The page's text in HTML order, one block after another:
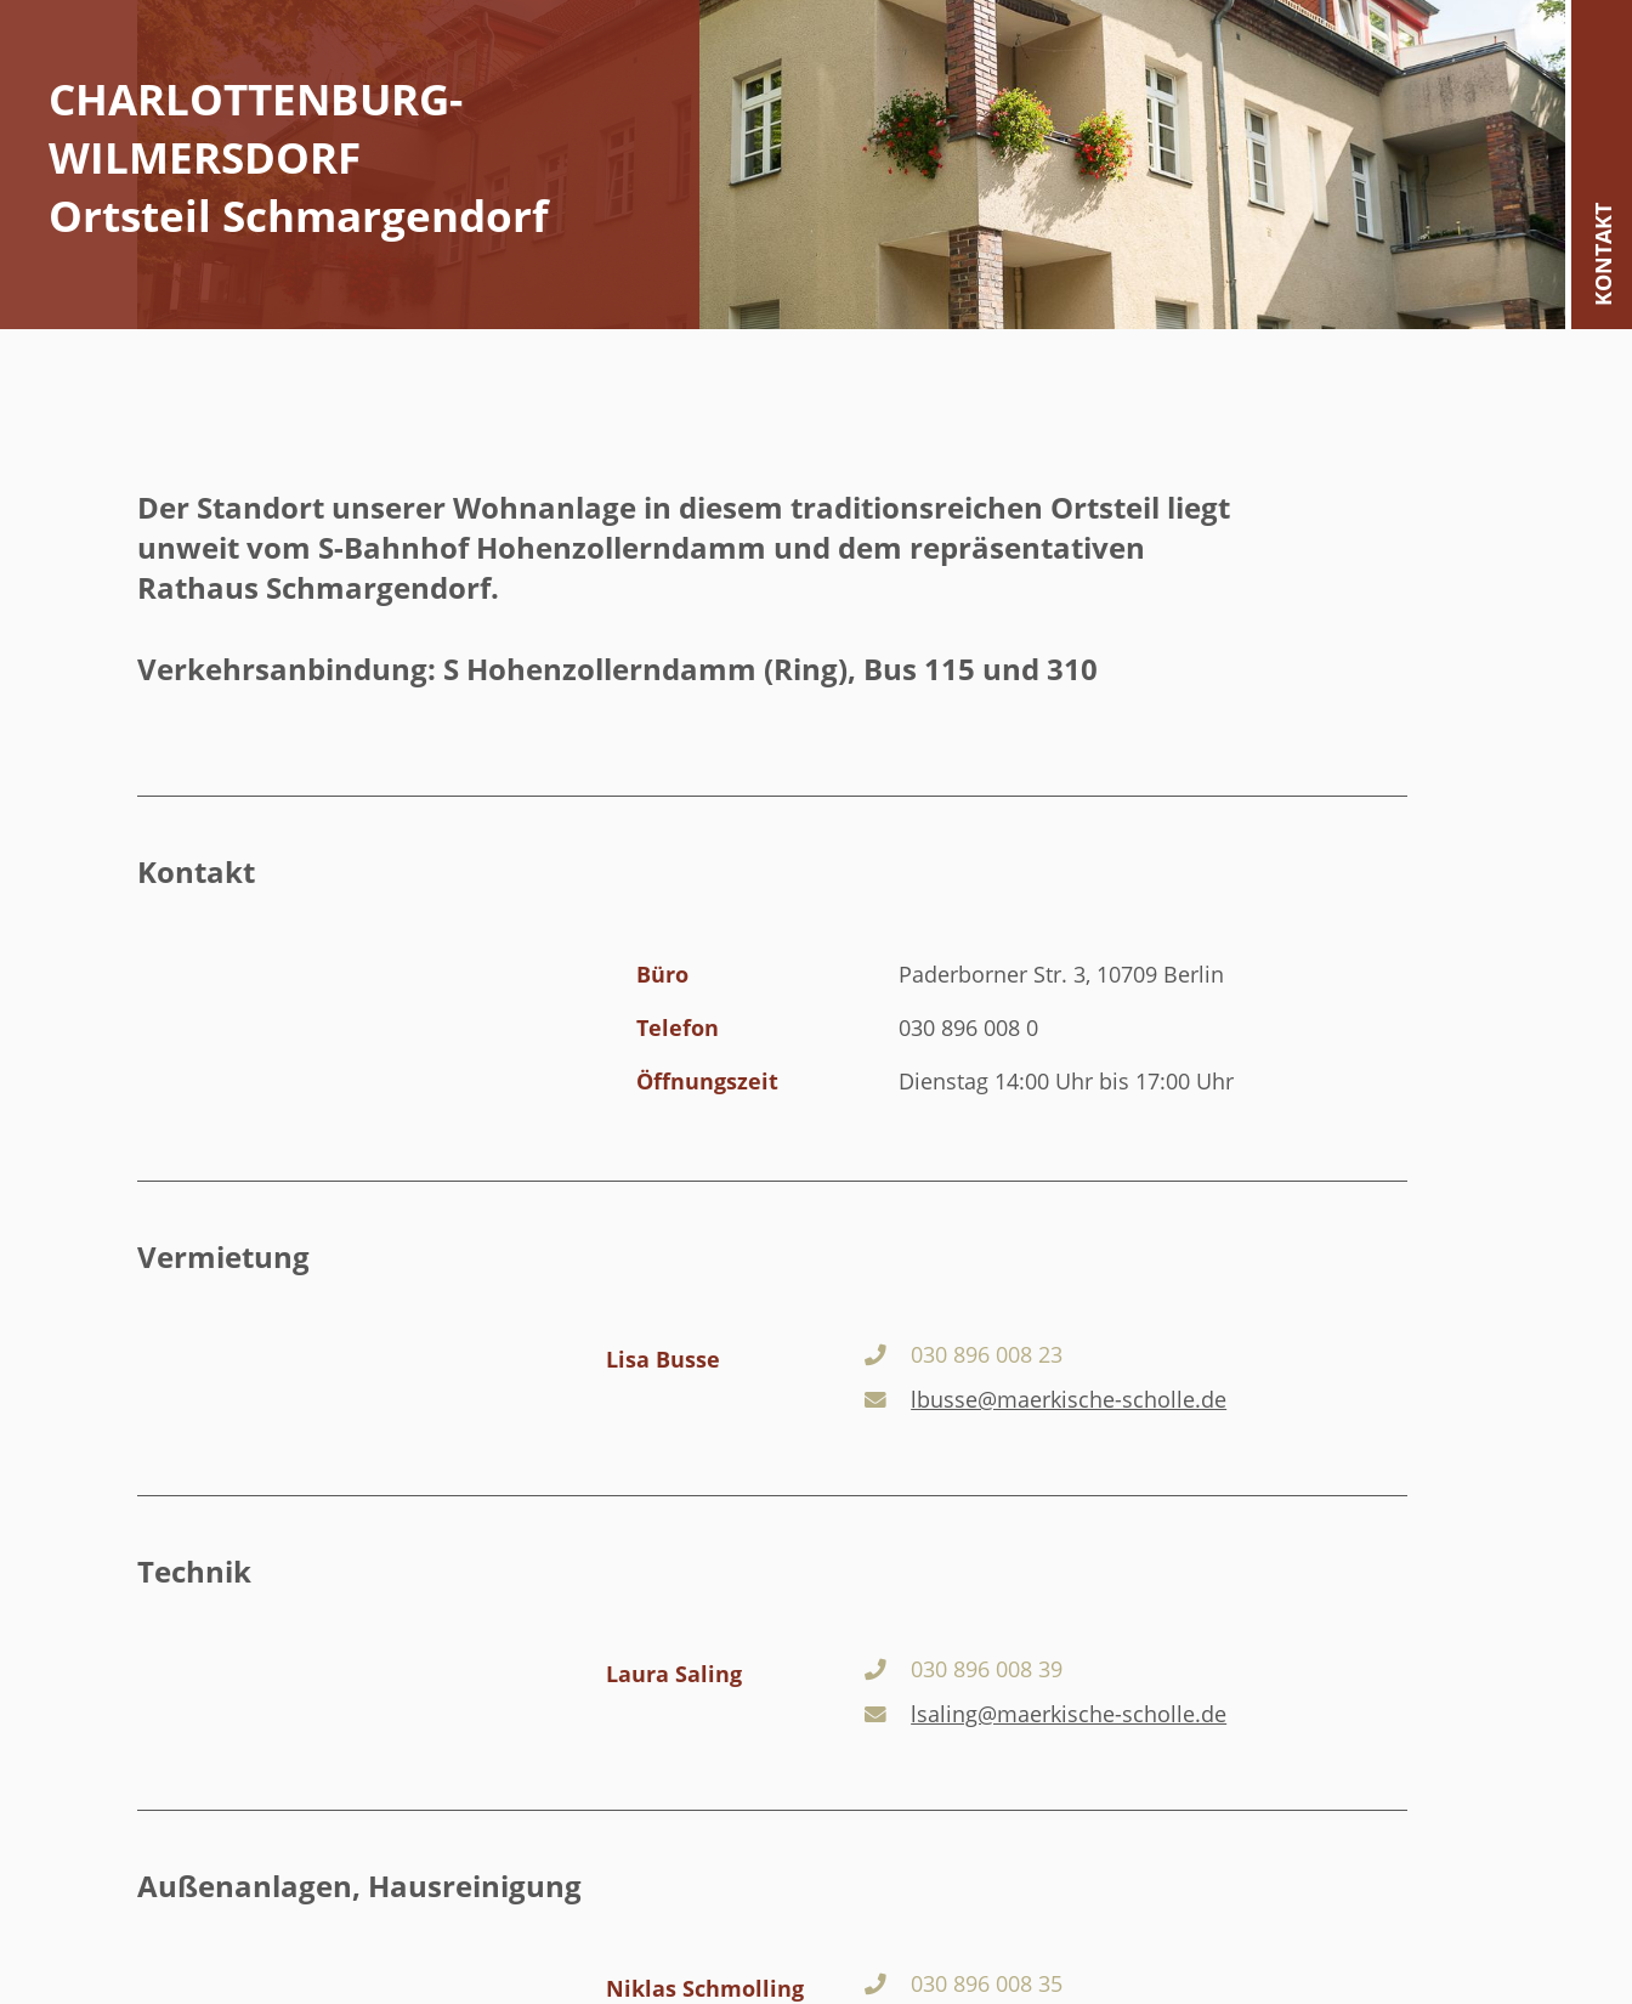
KONTAKT
CHARLOTTENBURG-
WILMERSDORF
Ortsteil Schmargendorf
Der Standort unserer Wohnanlage in diesem traditionsreichen Ortsteil liegt
unweit vom S-Bahnhof Hohenzollerndamm und dem repräsentativen
Rathaus Schmargendorf.
Verkehrsanbindung: S Hohenzollerndamm (Ring), Bus 115 und 310
Kontakt
Büro
Paderborner Str. 3, 10709 Berlin
Telefon
030 896 008 0
Öffnungszeit
Dienstag 14:00 Uhr bis 17:00 Uhr
Vermietung
Lisa Busse
030 896 008 23
lbusse@maerkische-scholle.de
Technik
Laura Saling
030 896 008 39
lsaling@maerkische-scholle.de
Außenanlagen, Hausreinigung
Niklas Schmolling
030 896 008 35